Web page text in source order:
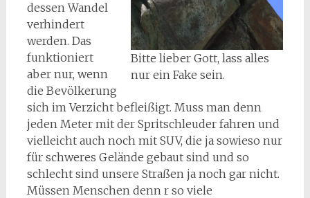
Bitte lieber Gott, lass alles
nur ein Fake sein.
dessen Wandel
verhindert
werden. Das
funktioniert
aber nur, wenn
die Bevölkerung
sich im Verzicht befleißigt. Muss man denn
jeden Meter mit der Spritschleuder fahren und
vielleicht auch noch mit SUV, die ja sowieso nur
für schweres Gelände gebaut sind und so
schlecht sind unsere Straßen ja noch gar nicht.
Müssen Menschen denn r so viele